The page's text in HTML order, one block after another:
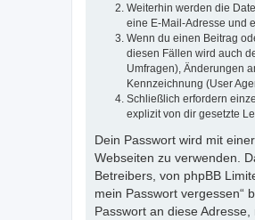
Weiterhin werden die
eine E-Mail-Adresse und
Wenn du einen Beitrag
diesen Fällen wird auch
Umfragen), Änderungen
Kennzeichnung (User
Schließlich erfordern
explizit von dir gesetzte
Dein Passwort wird mit
Webseiten zu verwenden.
Betreibers, von phpBB
mein Passwort vergessen“
Passwort an diese